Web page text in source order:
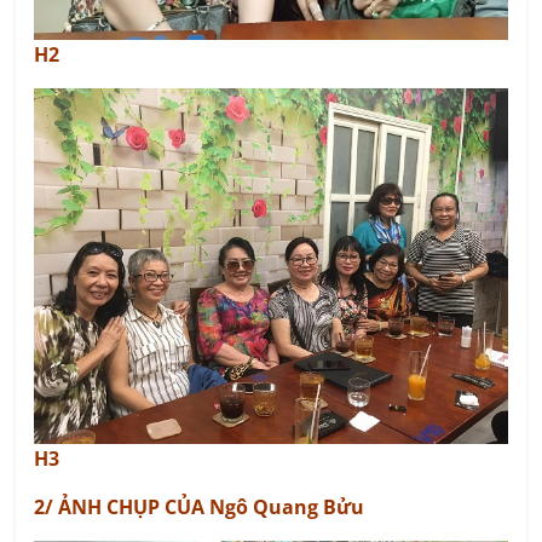
H2
H3
2/ ẢNH CHỤP CỦA Ngô Quang Bửu